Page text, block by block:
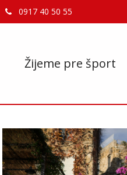
Žijeme pre šport
0917 40 50 55